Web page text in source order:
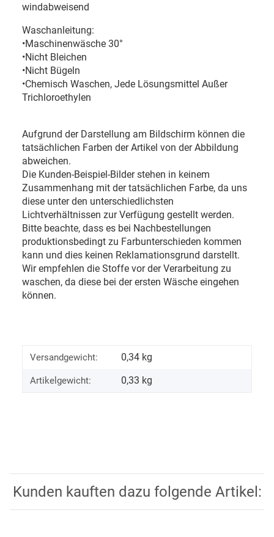
windabweisend
Waschanleitung:
•Maschinenwäsche 30°
•Nicht Bleichen
•Nicht Bügeln
•Chemisch Waschen, Jede Lösungsmittel Außer
Trichloroethylen
Aufgrund der Darstellung am Bildschirm können die
tatsächlichen Farben der Artikel von der Abbildung
abweichen.
Die Kunden-Beispiel-Bilder stehen in keinem
Zusammenhang mit der tatsächlichen Farbe, da uns
diese unter den unterschiedlichsten
Lichtverhältnissen zur Verfügung gestellt werden.
Bitte beachte, dass es bei Nachbestellungen
produktionsbedingt zu Farbunterschieden kommen
kann und dies keinen Reklamationsgrund darstellt.
Wir empfehlen die Stoffe vor der Verarbeitung zu
waschen, da diese bei der ersten Wäsche eingehen
können.
Versandgewicht: 0,34 kg
Artikelgewicht: 0,33 kg
Kunden kauften dazu folgende Artikel: